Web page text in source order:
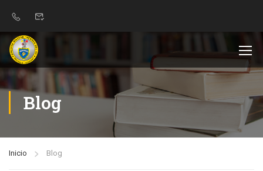
Blog
Inicio Blog